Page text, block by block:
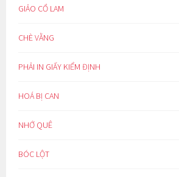
GIẢO CỔ LAM
CHÈ VẰNG
PHẢI IN GIẤY KIỂM ĐỊNH
HOÁ BỊ CAN
NHỚ QUÊ
BÓC LỘT